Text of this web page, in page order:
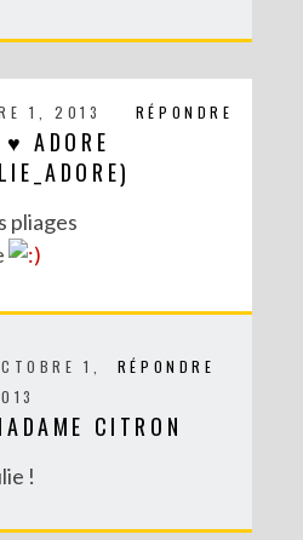
DE L’AVENT TOUT EN IMAGES
RÉPONDRE
1, 2013
ADORE
pliages
RÉPONDRE
1,
CITRON
!